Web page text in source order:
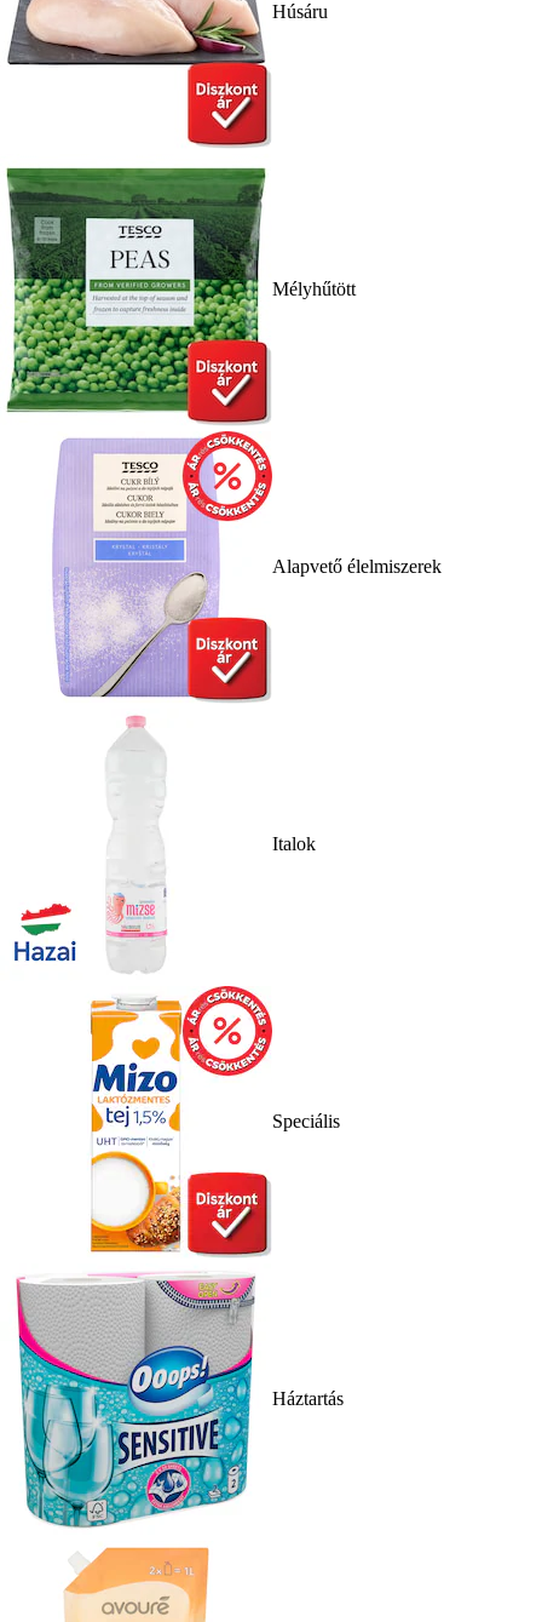
Húsáru
Mélyhűtött
Alapvető élelmiszerek
Italok
Speciális
Háztartás